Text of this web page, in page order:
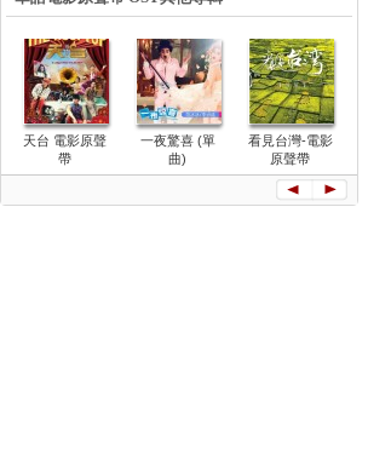
天台 電影原聲
帶
一夜驚喜 (單
曲)
看見台灣-電影
原聲帶